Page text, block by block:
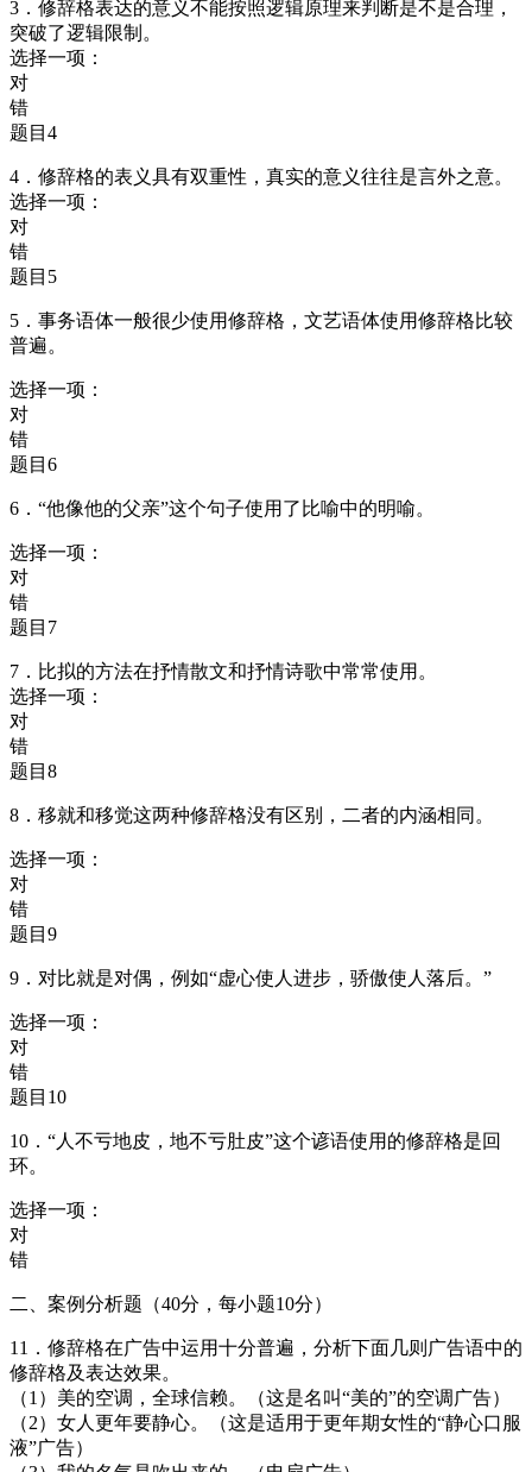
3．修辞格表达的意义不能按照逻辑原理来判断是不是合理，
突破了逻辑限制。
选择一项：
对
错
题目4
4．修辞格的表义具有双重性，真实的意义往往是言外之意。
选择一项：
对
错
题目5
5．事务语体一般很少使用修辞格，文艺语体使用修辞格比较
普遍。
选择一项：
对
错
题目6
6．“他像他的父亲”这个句子使用了比喻中的明喻。
选择一项：
对
错
题目7
7．比拟的方法在抒情散文和抒情诗歌中常常使用。
选择一项：
对
错
题目8
8．移就和移觉这两种修辞格没有区别，二者的内涵相同。
选择一项：
对
错
题目9
9．对比就是对偶，例如“虚心使人进步，骄傲使人落后。”
选择一项：
对
错
题目10
10．“人不亏地皮，地不亏肚皮”这个谚语使用的修辞格是回
环。
选择一项：
对
错
二、案例分析题（40分，每小题10分）
11．修辞格在广告中运用十分普遍，分析下面几则广告语中的
修辞格及表达效果。
（1）美的空调，全球信赖。（这是名叫“美的”的空调广告）
（2）女人更年要静心。（这是适用于更年期女性的“静心口服
液”广告）